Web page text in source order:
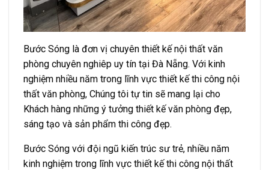
Bước Sóng là đơn vị chuyên thiết kế nội thất văn
phòng chuyên nghiêp uy tín tại Đà Nẵng. Với kinh
nghiệm nhiều năm trong lĩnh vực thiết kế thi công nội
thất văn phòng, Chúng tôi tự tin sẽ mang lại cho
Khách hàng những ý tưởng thiết kế văn phòng đẹp,
sáng tạo và sản phẩm thi công đẹp.
Bước Sóng với đội ngũ kiến trúc sư trẻ, nhiều năm
kinh nghiệm trong lĩnh vực thiết kế thi công nội thất